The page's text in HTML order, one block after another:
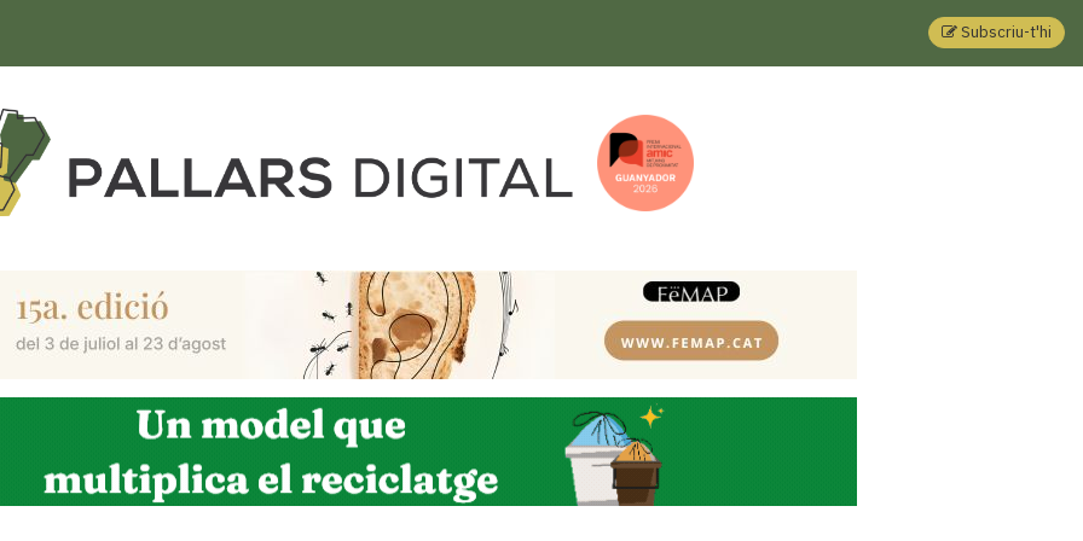
Subscriu-t'hi